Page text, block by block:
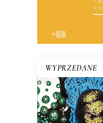
WYPRZEDANE